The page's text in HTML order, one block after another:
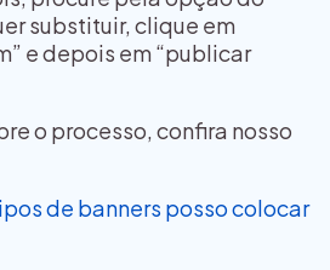
substituir, clique em
e depois em “publicar
o processo, confira nosso
de banners posso colocar